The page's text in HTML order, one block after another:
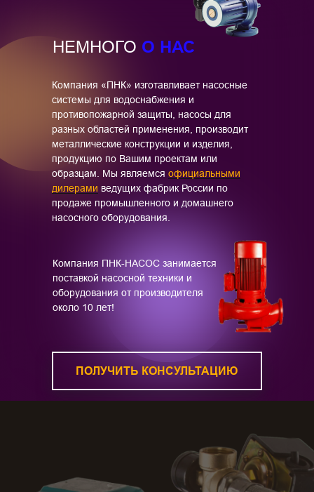
НЕМНОГО О НАС
Компания «ПНК» изготавливает насосные
системы для водоснабжения и
противопожарной защиты, насосы для
разных областей применения, производит
металлические конструкции и изделия,
продукцию по Вашим проектам или
образцам. Мы являемся официальными
дилерами ведущих фабрик России по
продаже промышленного и домашнего
насосного оборудования.
Компания ПНК-НАСОС занимается
поставкой насосной техники и
оборудования от производителя
около 10 лет!
ПОЛУЧИТЬ КОНСУЛЬТАЦИЮ